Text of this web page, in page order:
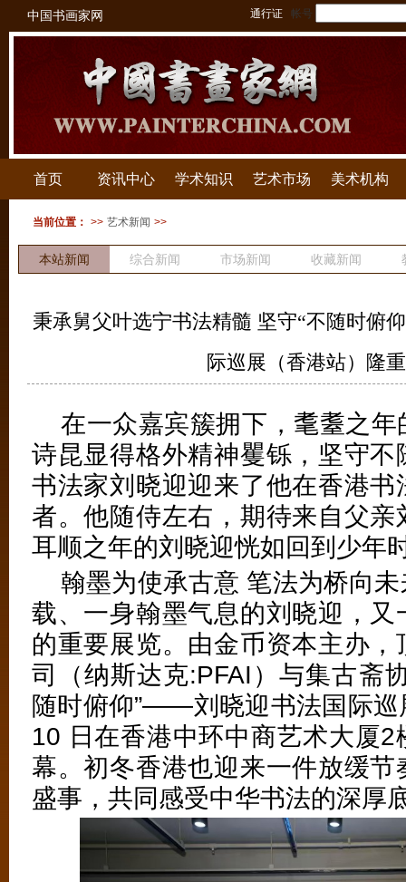
中国书画家网 通行证 帐号
首页 资讯中心 学术知识 艺术市场 美术机构
当前位置： >> 艺术新闻 >>
本站新闻 综合新闻 市场新闻 收藏新闻
秉承舅父叶选宁书法精髓 坚守“不随时俯
际巡展（香港站）隆
在一众嘉宾簇拥下，耄耋之
诗昆显得格外精神矍铄，坚守
书法家刘晓迎迎来了他在香港
者。他随侍左右，期待来自父
耳顺之年的刘晓迎恍如回到少年
翰墨为使承古意 笔法为桥向
载、一身翰墨气息的刘晓迎，
的重要展览。由金币资本主办
司（纳斯达克:PFAI）与集古斋
随时俯仰”——刘晓迎书法国际
10 日在香港中环中商艺术大厦
幕。初冬香港也迎来一件放缓
盛事，共同感受中华书法的深厚